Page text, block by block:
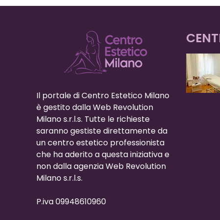
Il portale di Centro Estetico Milano
è gestito dalla Web Revolution
Milano s.r.l.s. Tutte le richieste
saranno gestiste direttamente da
un centro estetico professionista
che ha aderito a questa iniziativa e
non dalla agenzia Web Revolution
Milano s.r.l.s.
P.iva 09948610960